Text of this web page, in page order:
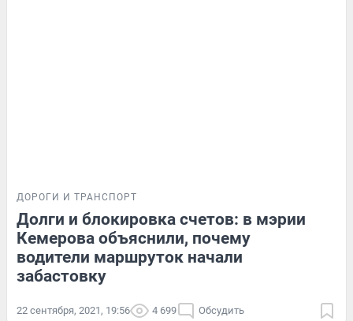
ДОРОГИ И ТРАНСПОРТ
Долги и блокировка счетов: в мэрии
Кемерова объяснили, почему
водители маршруток начали
забастовку
22 сентября, 2021, 19:56 4 699 Обсудить